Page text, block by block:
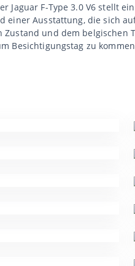
Jaguar F-Type 3.0 V6 stellt
einer Ausstattung, die sich
Zustand und dem belgischen
Besichtigungstag zu